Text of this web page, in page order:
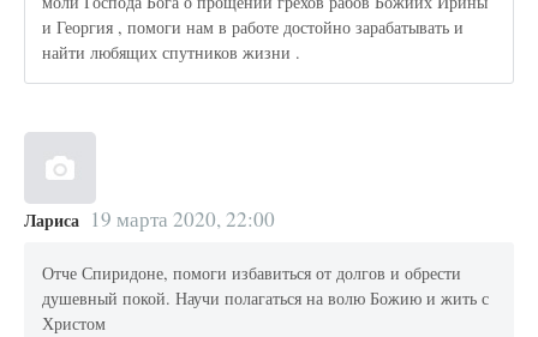
и Георгия , помоги нам в работе достойно зарабатывать и
найти любящих спутников жизни .
Лариса 19 марта 2020, 22:00
Отче Спиридоне, помоги избавиться от долгов и обрести
душевный покой. Научи полагаться на волю Божию и жить с
Христом